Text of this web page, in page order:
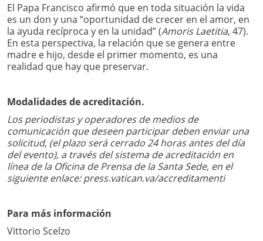
El Papa Francisco afirmó que en toda situación la vida
es un don y una “oportunidad de crecer en el amor, en
la ayuda recíproca y en la unidad” (Amoris Laetitia, 47).
En esta perspectiva, la relación que se genera entre
madre e hijo, desde el primer momento, es una
realidad que hay que preservar.
Modalidades de acreditación.
Los periodistas y operadores de medios de
comunicación que deseen participar deben enviar una
solicitud, (el plazo será cerrado 24 horas antes del día
del evento), a través del sistema de acreditación en
línea de la Oficina de Prensa de la Santa Sede, en el
siguiente enlace: press.vatican.va/accreditamenti
Para más información
Vittorio Scelzo